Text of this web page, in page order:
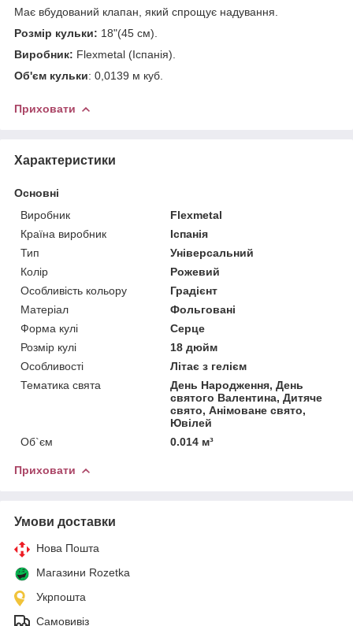
Має вбудований клапан, який спрощує надування.
Розмір кульки: 18"(45 см).
Виробник: Flexmetal (Іспанія).
Об'єм кульки: 0,0139 м куб.
Приховати
Характеристики
Основні
Виробник
Flexmetal
Країна виробник
Іспанія
Тип
Універсальний
Колір
Рожевий
Особливість кольору
Градієнт
Матеріал
Фольговані
Форма кулі
Серце
Розмір кулі
18 дюйм
Особливості
Літає з гелієм
Тематика свята
День Народження, День
святого Валентина, Дитяче
свято, Анімоване свято,
Ювілей
Об`єм
0.014 м³
Приховати
Умови доставки
Нова Пошта
Магазини Rozetka
Укрпошта
Самовивіз